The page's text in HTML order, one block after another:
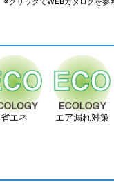
省エネ エア漏れ対策